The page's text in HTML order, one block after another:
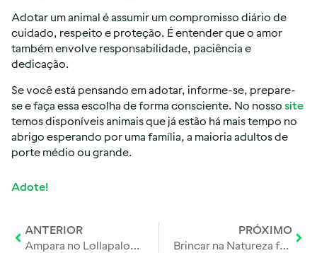
Adotar um animal é assumir um compromisso diário de
cuidado, respeito e proteção. É entender que o amor
também envolve responsabilidade, paciência e
dedicação.
Se você está pensando em adotar, informe-se, prepare-
se e faça essa escolha de forma consciente. No nosso site
temos disponíveis animais que já estão há mais tempo no
abrigo esperando por uma família, a maioria adultos de
porte médio ou grande.
Adote!
ANTERIOR
Ampara no Lollapalooza: música, arte e proteção animal no mesmo palco!
PRÓXIMO
Brincar na Natureza faz bem para a Saúde e para a Conservação